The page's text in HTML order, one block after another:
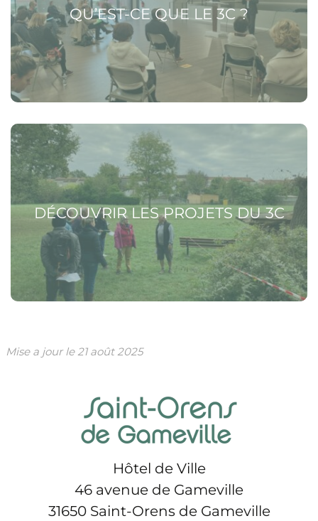
QU’EST-CE QUE LE 3C ?
DÉCOUVRIR LES PROJETS DU 3C
Voir la page Découvrir les projets du 3C
Mise a jour le21 août 2025
Hôtel de Ville
46 avenue de Gameville
31650 Saint-Orens de Gameville